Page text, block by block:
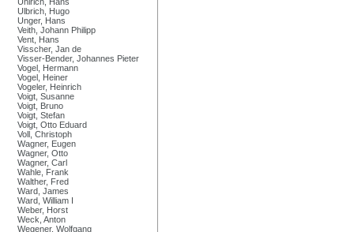
Ulbrich, Hugo
Unger, Hans
Veith, Johann Philipp
Vent, Hans
Visscher, Jan de
Visser-Bender, Johannes Pieter
Vogel, Hermann
Vogel, Heiner
Vogeler, Heinrich
Voigt, Susanne
Voigt, Bruno
Voigt, Stefan
Voigt, Otto Eduard
Voll, Christoph
Wagner, Eugen
Wagner, Otto
Wagner, Carl
Wahle, Frank
Walther, Fred
Ward, James
Ward, William I
Weber, Horst
Weck, Anton
Wegener, Wolfgang